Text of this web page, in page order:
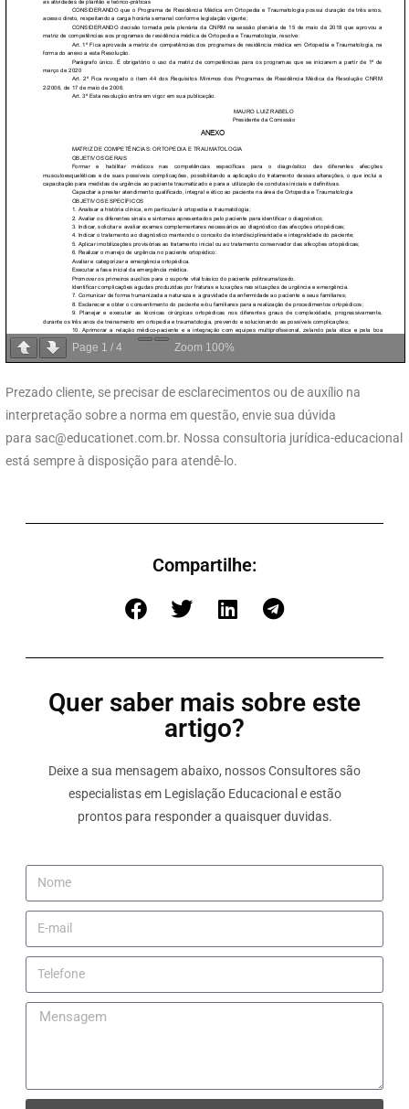
Page 1 / 4 Zoom 100%
Prezado cliente, se precisar de esclarecimentos ou de auxílio na
interpretação sobre a norma em questão, envie sua dúvida
para sac@educationet.com.br. Nossa consultoria jurídica-educacional
está sempre à disposição para atendê-lo.
Compartilhe:
Quer saber mais sobre este
artigo?
Deixe a sua mensagem abaixo, nossos Consultores são
especialistas em Legislação Educacional e estão
prontos para responder a quaisquer duvidas.